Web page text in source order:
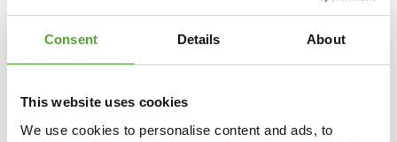
Consent Details About
This website uses cookies
We use cookies to personalise content and ads, to